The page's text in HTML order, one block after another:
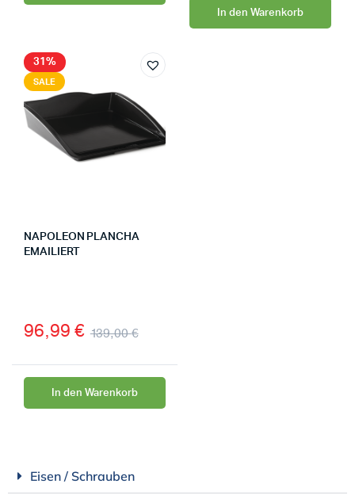
In den Warenkorb
31%
SALE
NAPOLEON PLANCHA
EMAILIERT
139,00€
96,99 €
In den Warenkorb
Eisen / Schrauben